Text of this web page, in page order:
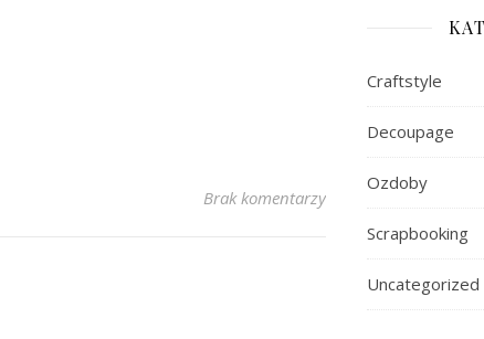
Brak komentarzy
Craftstyle
Decoupage
Ozdoby
Scrapbooking
Uncategorized